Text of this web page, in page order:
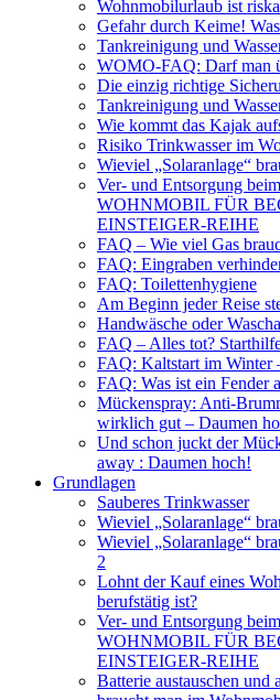
Wohnmobilurlaub ist
Gefahr durch Keime!
Tankreinigung und
WOMO-FAQ: Darf man
Die einzig richtige
Tankreinigung und
Wie kommt das Kajak
Risiko Trinkwasser im
Wieviel „Solaranlage“
Ver- und Entsorgung
WOHNMOBIL FÜR
EINSTEIGER-REIHE
FAQ – Wie viel Gas
FAQ: Eingraben
FAQ: Toilettenhygiene
Am Beginn jeder Reise
Handwäsche oder
FAQ – Alles tot?
FAQ: Kaltstart im Winter
FAQ: Was ist ein Fender
Mückenspray: Anti-
wirklich gut – Daumen
Und schon juckt der
away : Daumen hoch!
Grundlagen
Sauberes Trinkwasser
Wieviel „Solaranlage“
Wieviel „Solaranlage“
2
Lohnt der Kauf eines
berufstätig ist?
Ver- und Entsorgung
WOHNMOBIL FÜR
EINSTEIGER-REIHE
Batterie austauschen